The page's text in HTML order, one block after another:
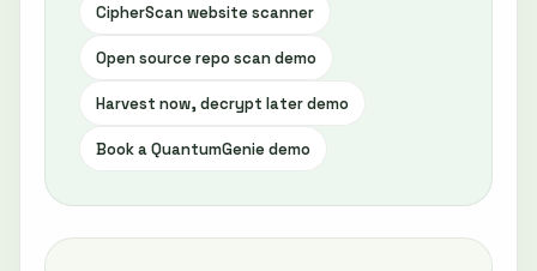
CipherScan website scanner
Open source repo scan demo
Harvest now, decrypt later demo
Book a QuantumGenie demo